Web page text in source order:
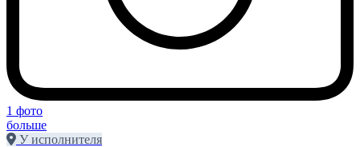
1 фото
больше
У исполнителя